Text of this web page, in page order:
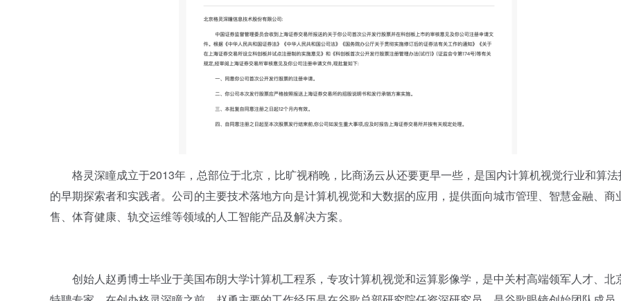
格灵深瞳成立于2013年，总部位于北京，比旷视稍晚，比商汤云从还要更早一些，是国内计算机视觉行业和算法
的早期探索者和实践者。公司的主要技术落地方向是计算机视觉和大数据的应用，提供面向城市管理、智慧金融、商
售、体育健康、轨交运维等领域的人工智能产品及解决方案。
创始人赵勇博士毕业于美国布朗大学计算机工程系，专攻计算机视觉和运算影像学，是中关村高端领军人才、北